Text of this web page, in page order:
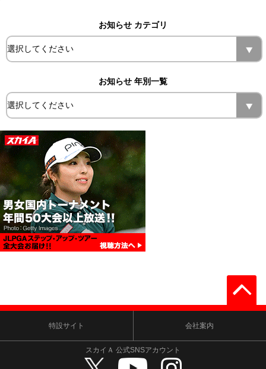
お知らせ カテゴリ
お知らせ 年別一覧
特設サイト 会社案内
スカイＡ 公式SNSアカウント